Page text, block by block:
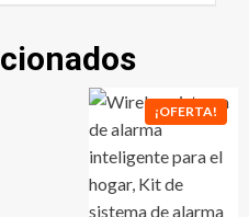
¡OFERTA!